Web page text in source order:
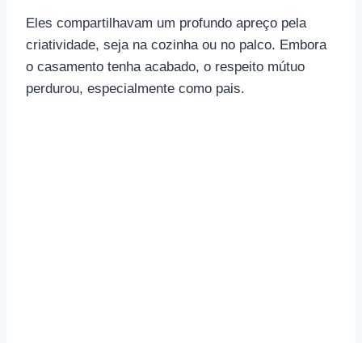
Eles compartilhavam um profundo apreço pela
criatividade, seja na cozinha ou no palco. Embora
o casamento tenha acabado, o respeito mútuo
perdurou, especialmente como pais.